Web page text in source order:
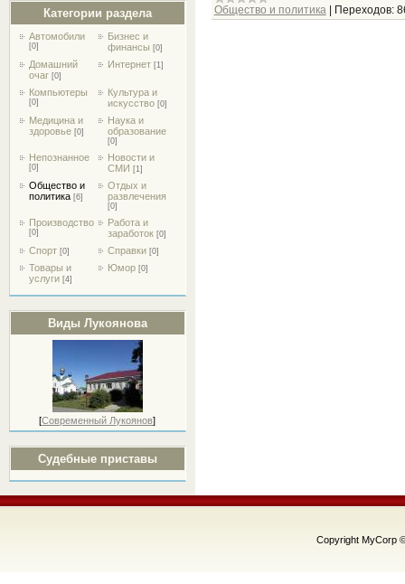
Категории раздела
Автомобили
[0]
Бизнес и
финансы [0]
Домашний
очаг [0]
Интернет [1]
Компьютеры
[0]
Культура и
искусство [0]
Медицина и
здоровье [0]
Наука и
образование
[0]
Непознанное
[0]
Новости и
СМИ [1]
Общество и
политика [6]
Отдых и
развлечения
[0]
Производство
[0]
Работа и
заработок [0]
Спорт [0] Справки [0]
Товары и
услуги [4]
Юмор [0]
Виды Лукоянова
[Современный Лукоянов]
Судебные приставы
Общество и политика| Переходов:
Copyright MyCorp